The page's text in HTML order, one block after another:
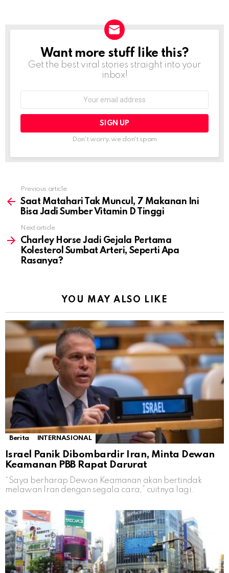
NEWSLETTER
Want more stuff like this?
Get the best viral stories straight into your
inbox!
Don't worry, we don't spam
more
Previous article
Saat Matahari Tak Muncul, 7 Makanan Ini
Bisa Jadi Sumber Vitamin D Tinggi
Next article
Charley Horse Jadi Gejala Pertama
Kolesterol Sumbat Arteri, Seperti Apa
Rasanya?
YOU MAY ALSO LIKE
Berita INTERNASIONAL
Israel Panik Dibombardir Iran, Minta Dewan
Keamanan PBB Rapat Darurat
“Saya berharap Dewan Keamanan akan bertindak
melawan Iran dengan segala cara,” cuitnya lagi.